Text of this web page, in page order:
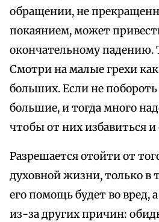
обращении, не
покаянием, может
окончательному падению.
Смотри на малые грехи
больших. Если не
большие, и тогда много
чтобы от них избавиться и
Разрешается отойти от
духовной жизни, только в
его помощь будет во вред,
из-за других причин: